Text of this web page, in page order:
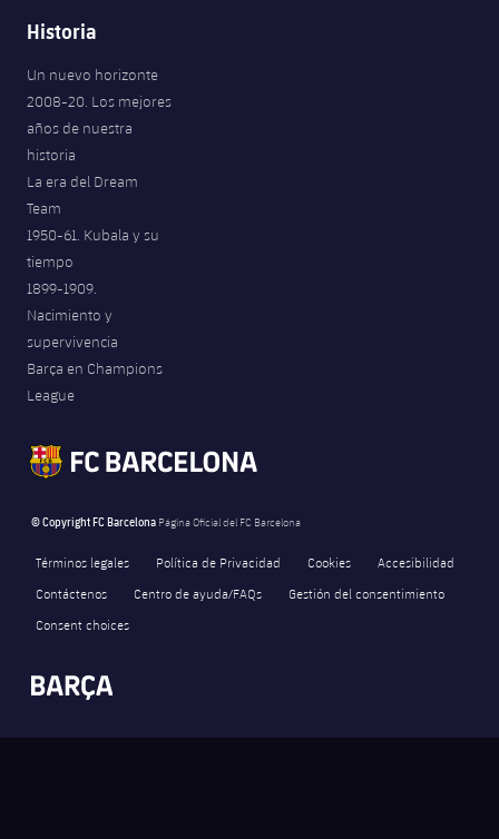
Historia
Un nuevo horizonte
2008-20. Los mejores
años de nuestra
historia
La era del Dream
Team
1950-61. Kubala y su
tiempo
1899-1909.
Nacimiento y
supervivencia
Barça en Champions
League
© Copyright FC Barcelona Página Oficial del FC Barcelona
Términos legales Política de Privacidad Cookies
Accesibilidad
Contáctenos
Centro de ayuda/FAQs
Gestión del consentimiento
Consent choices